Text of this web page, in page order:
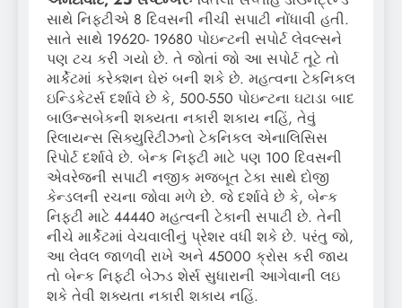
સાથે નિફ્ટીએ 8 દિવસની નીચી સપાટી નોંધાવી હતી.
સાતે સાથે 19620- 19680 પોઇન્ટની સપોર્ટ લેવલ્સને
પણ ટચ કરી ગયો છે. તે જોતાં જો આ સપોર્ટ તૂટે તો
માર્કેટમાં કરેક્શન ઘેરું બની શકે છે. મહત્વના ટેકનિકલ
ઇન્ડિકેટર્સ દર્શાવે છે કે, 500-550 પોઇન્ટના ઘટાડા બાદ
બાઉન્સબેકની શક્યતા નકારી શકાય નહિં, તેવું
રિલાયન્સ સિક્યુરિટીઝનો ટેકનિકલ એનાલિસિસ
રિપોર્ટ દર્શાવે છે. બેન્ક નિફ્ટી માટે પણ 100 દિવસની
એવરેજની સપાટી નજીક મજબૂત ટેકા સાથે દોજી
કેન્ડલની રચના જોવા મળે છે. જે દર્શાવે છે કે, બેન્ક
નિફ્ટી માટે 44440 મહત્વની ટેકાની સપાટી છે. તેની
નીચે માર્કેટમાં વેચવાલીનું પ્રેશર વધી શકે છે. પરંતુ જો,
આ લેવલ જાળવી રાખે અને 45000 ક્રોસ કરી જાય
તો બેન્ક નિફ્ટી બેઝ્ડ શેર્સ સુધારાની આગેવાની લઇ
શકે તેવી શક્યતા નકારી શકાય નહિં.